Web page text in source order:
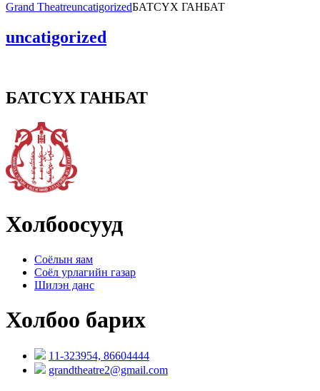
Grand TheatreuncatigorizedБАТСҮХ ГАНБАТ
uncatigorized
БАТСҮХ ГАНБАТ
Холбоосууд
Соёлын яам
Соёл урлагийн газар
Шилэн данс
Холбоо барих
11-323954, 86604444
grandtheatre2@gmail.com